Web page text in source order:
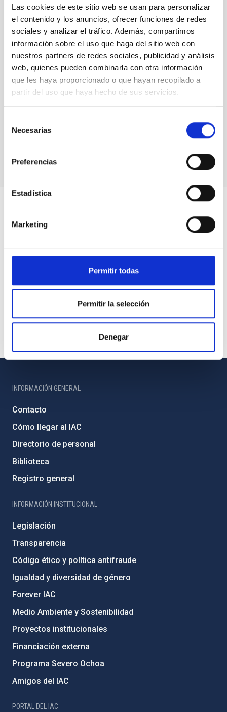
Las cookies de este sitio web se usan para personalizar
el contenido y los anuncios, ofrecer funciones de redes
sociales y analizar el tráfico. Además, compartimos
información sobre el uso que haga del sitio web con
nuestros partners de redes sociales, publicidad y análisis
web, quienes pueden combinarla con otra información
que les haya proporcionado o que hayan recopilado a
partir del uso que haya hecho de sus servicios.
Necesarias
Preferencias
Estadística
Marketing
Permitir todas
Permitir la selección
Denegar
INFORMACIÓN GENERAL
Contacto
Cómo llegar al IAC
Directorio de personal
Biblioteca
Registro general
INFORMACIÓN INSTITUCIONAL
Legislación
Transparencia
Código ético y política antifraude
Igualdad y diversidad de género
Forever IAC
Medio Ambiente y Sostenibilidad
Proyectos institucionales
Financiación externa
Programa Severo Ochoa
Amigos del IAC
PORTAL DEL IAC